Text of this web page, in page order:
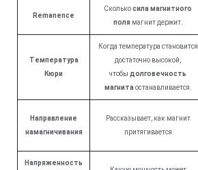
Remanence
Сколькосила магнитного
поля магнит держит.
Температура
Кюри
Когда температура становится
достаточно высокой,
чтобы долговечность
магнита останавливается.
Направление
намагничивания
Рассказывает, как магнит
притягивается
Напряженность